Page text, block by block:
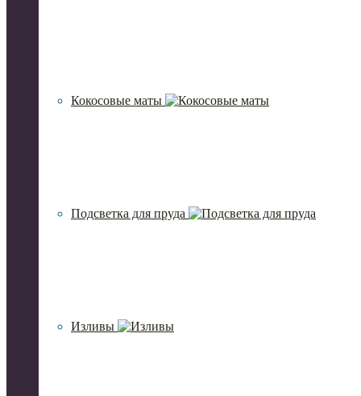
Кокосовые маты
Подсветка для пруда
Изливы